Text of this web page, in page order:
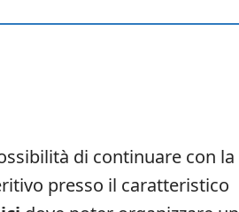
di continuare con la
presso il caratteristico